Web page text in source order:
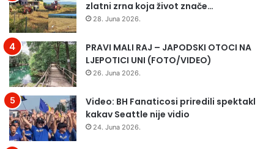
zlatni zrna koja život znače…
28. Juna 2026.
PRAVI MALI RAJ – JAPODSKI OTOCI NA
LJEPOTICI UNI (FOTO/VIDEO)
26. Juna 2026.
Video: BH Fanaticosi priredili spektakl
kakav Seattle nije vidio
24. Juna 2026.